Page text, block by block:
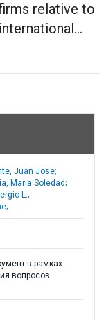
relative to
Juan Jose;
Maria Soledad;
L.;
в рамках
вопросов